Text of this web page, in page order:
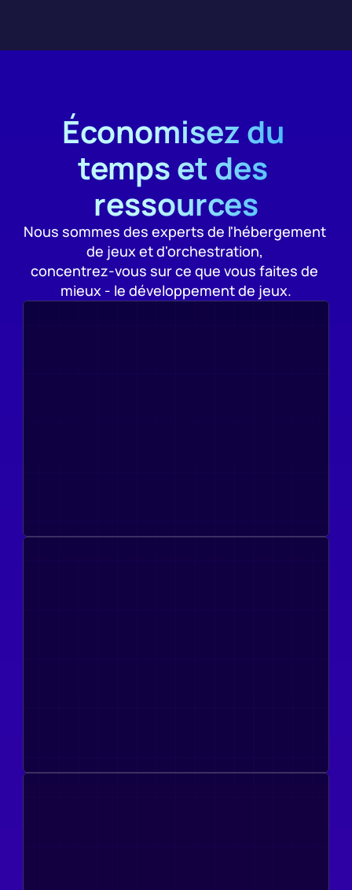
Économisez du
temps et des
ressources
Nous sommes des experts de l'hébergement
de jeux et d'orchestration,
concentrez-vous sur ce que vous faites de
mieux - le développement de jeux.